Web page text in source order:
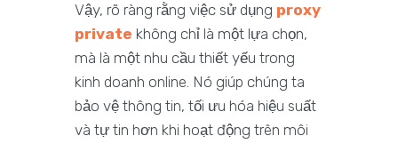
Vậy, rõ ràng rằng việc sử dụng proxy
private không chỉ là một lựa chọn,
mà là một nhu cầu thiết yếu trong
kinh doanh online. Nó giúp chúng ta
bảo vệ thông tin, tối ưu hóa hiệu suất
và tự tin hơn khi hoạt động trên môi